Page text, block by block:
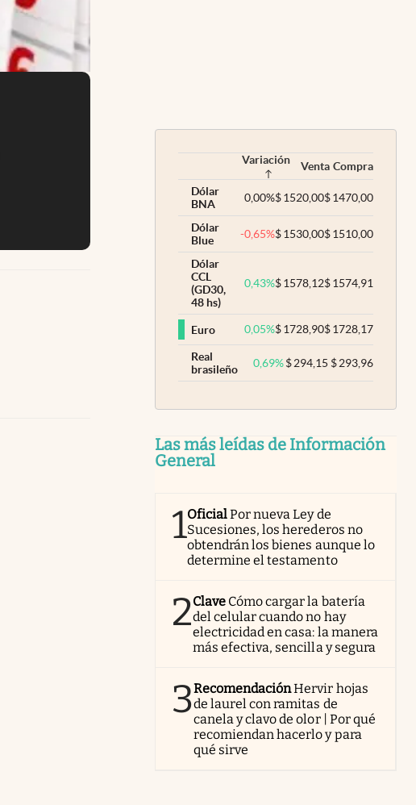
Variación Venta Compra
Dólar
BNA
0,00%$1520,00$1470,00
Dólar
Blue
-0,65%$1530,00$1510,00
Dólar
CCL
(GD30,
48 hs)
0,43%$1578,12$1574,91
Euro 0,05%$1728,90$1728,17
Real
brasileño
0,69% $294,15 $293,96
Las más leídas de Información
General
1OficialPor nueva Ley de
Sucesiones, los herederos no
obtendrán los bienes aunque lo
determine el testamento
2Clave Cómo cargar la batería
del celular cuando no hay
electricidad en casa: la manera
más efectiva, sencilla y segura
3RecomendaciónHervir hojas
de laurel con ramitas de
canela y clavo de olor | Por qué
recomiendan hacerlo y para
qué sirve